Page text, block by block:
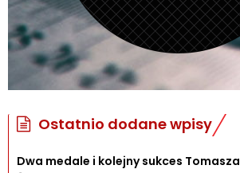
Ostatnio dodane wpisy
Dwa medale i kolejny sukces Tomasza